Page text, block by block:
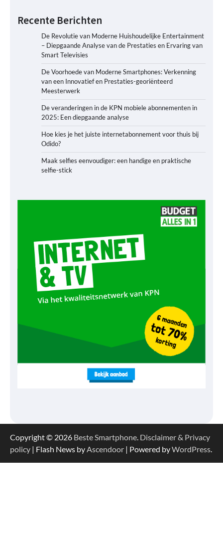
Recente Berichten
De Revolutie van Moderne Huishoudelijke Entertainment
– Diepgaande Analyse van de Prestaties en Ervaring van
Smart Televisies
De Voorhoede van Moderne Smartphones: Verkenning
van een Innovatief en Prestaties-georiënteerd
Meesterwerk
De veranderingen in de KPN mobiele abonnementen in
2025: Een diepgaande analyse
Hoe kies je het juiste internetabonnement voor thuis bij
Odido?
Maak selfies eenvoudiger: een handige en praktische
selfie-stick
Copyright © 2026 Beste Smartphone. Disclaimer & Privacy
policy | Flash News byAscendoor | Powered byWordPress.